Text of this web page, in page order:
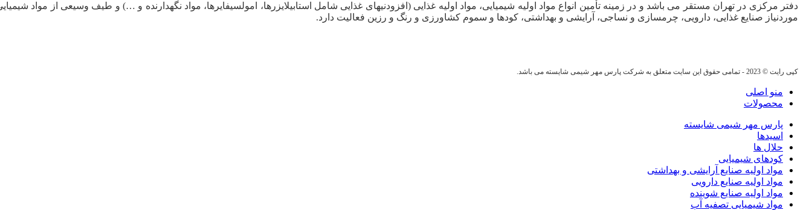
دفتر مرکزی در تهران مستقر می باشد و در زمینه تأمین انواع مواد اولیه شیمیایی، مواد اولیه غذایی (افزودنیهای غذایی شامل استابیلایزرها، امولسیفایرها، مواد نگهدارنده و …) و طیف وسیعی از مواد
موردنیاز صنایع غذایی، دارویی، چرمسازی و نساجی، آرایشی و بهداشتی، کودها و سموم کشاورزی و رنگ و رزین فعالیت دارد.
کپی رایت © 2023 - تمامی حقوق این سایت متعلق به شرکت پارس مهر شیمی شایسته می باشد.
منو اصلی
محصولات
پارس مهر شیمی شایسته
اسیدها
حلال ها
کودهای شیمیایی
مواد اولیه صنایع آرایشی و بهداشتی
مواد اولیه صنایع دارویی
مواد اولیه صنایع شوینده
مواد شیمیایی تصفیه آب